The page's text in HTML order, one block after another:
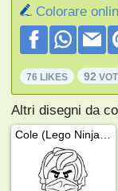
Colorare
76 LIKES 92
Altri disegni da